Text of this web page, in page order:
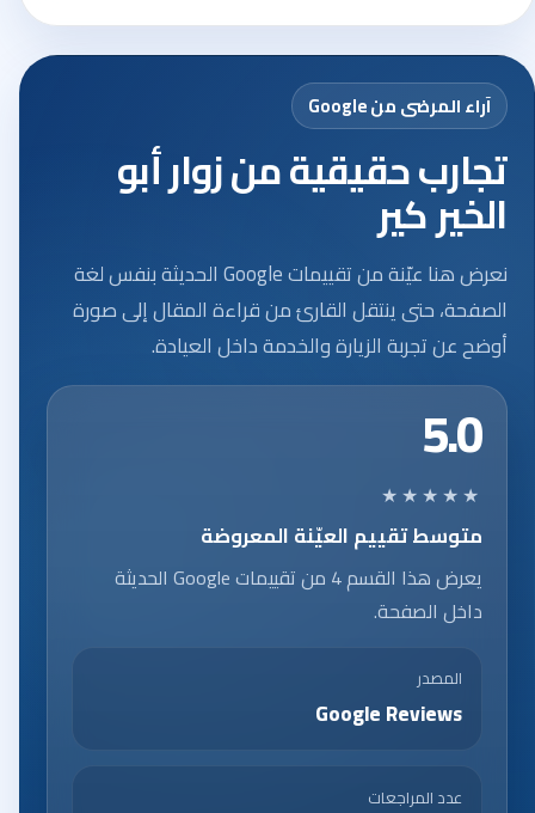
آراء المرضى من Google
تجارب حقيقية من زوار أبو
الخير كير
نعرض هنا عيّنة من تقييمات Google الحديثة بنفس لغة
الصفحة، حتى ينتقل القارئ من قراءة المقال إلى صورة
أوضح عن تجربة الزيارة والخدمة داخل العيادة.
5.0
★★★★★
متوسط تقييم العيّنة المعروضة
يعرض هذا القسم 4 من تقييمات Google الحديثة
داخل الصفحة.
المصدر
Google Reviews
عدد المراجعات